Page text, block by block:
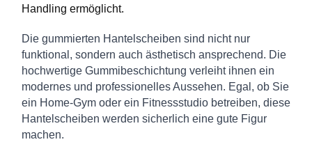
Handling ermöglicht.
Die gummierten Hantelscheiben sind nicht nur
funktional, sondern auch ästhetisch ansprechend. Die
hochwertige Gummibeschichtung verleiht ihnen ein
modernes und professionelles Aussehen. Egal, ob Sie
ein Home-Gym oder ein Fitnessstudio betreiben, diese
Hantelscheiben werden sicherlich eine gute Figur
machen.